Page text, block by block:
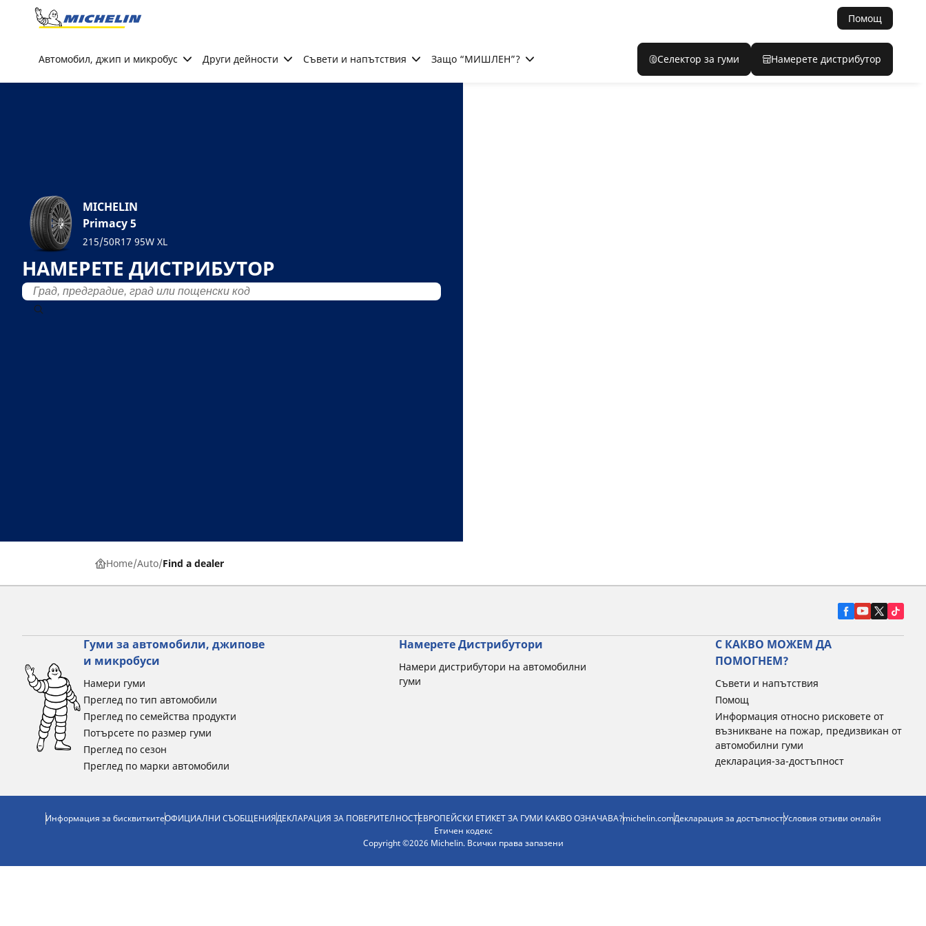
Go to page content
Помощ
Автомобил, джип и микробус Други дейности Съвети и напътствия Защо “МИШЛЕН”? Селектор за гуми Намерете дистрибутор
MICHELIN
Primacy 5
215/50R17 95W XL
НАМЕРЕТЕ ДИСТРИБУТОР
Home Auto Find a dealer
Гуми за автомобили, джипове
и микробуси
Намери гуми
Преглед по тип автомобили
Преглед по семейства продукти
Потърсете по размер гуми
Преглед по сезон
Преглед по марки автомобили
Намерете Дистрибутори
Намери дистрибутори на автомобилни
гуми
С КАКВО МОЖЕМ ДА
ПОМОГНЕМ?
Съвети и напътствия
Помощ
Информация относно рисковете от
възникване на пожар, предизвикан от
автомобилни гуми
декларация-за-достъпност
Информация за бисквиткитеОФИЦИАЛНИ СЪОБЩЕНИЯДЕКЛАРАЦИЯ ЗА ПОВЕРИТЕЛНОСТЕВРОПЕЙСКИ ЕТИКЕТ ЗА ГУМИ КАКВО ОЗНАЧАВА?michelin.comДекларация за достъпностУсловия отзиви онлайн
Етичен кодекс
Copyright ©2026 Michelin. Всички права запазени